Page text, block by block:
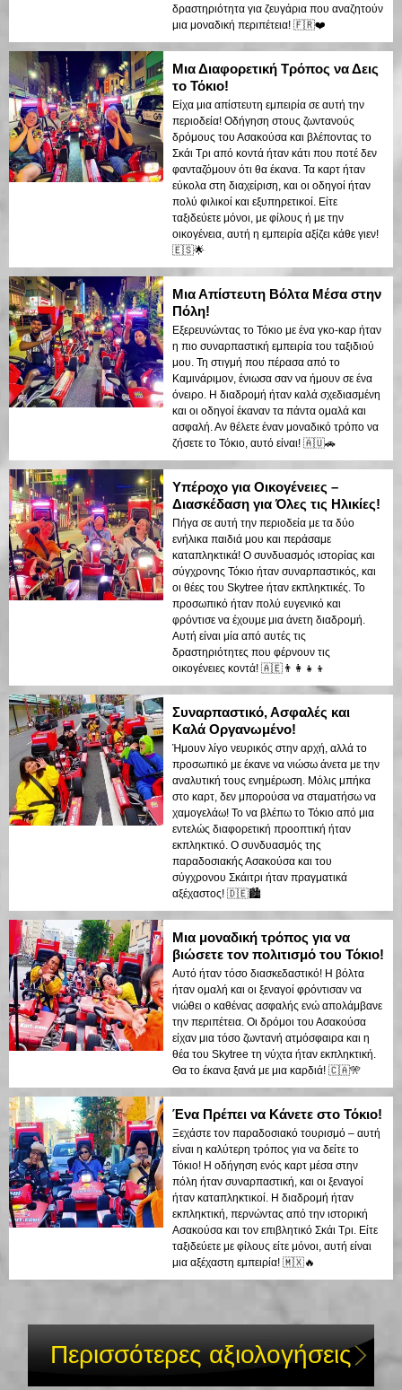
δραστηριότητα για ζευγάρια που αναζητούν
μια μοναδική περιπέτεια! 🇫🇷❤️
Μια Διαφορετική Τρόπος να Δεις
το Τόκιο!
Είχα μια απίστευτη εμπειρία σε αυτή την
περιοδεία! Οδήγηση στους ζωντανούς
δρόμους του Ασακούσα και βλέποντας το
Σκάι Τρι από κοντά ήταν κάτι που ποτέ δεν
φανταζόμουν ότι θα έκανα. Τα καρτ ήταν
εύκολα στη διαχείριση, και οι οδηγοί ήταν
πολύ φιλικοί και εξυπηρετικοί. Είτε
ταξιδεύετε μόνοι, με φίλους ή με την
οικογένεια, αυτή η εμπειρία αξίζει κάθε γιεν!
🇪🇸🌟
Μια Απίστευτη Βόλτα Μέσα στην
Πόλη!
Εξερευνώντας το Τόκιο με ένα γκο-καρ ήταν
η πιο συναρπαστική εμπειρία του ταξιδιού
μου. Τη στιγμή που πέρασα από το
Καμινάριμον, ένιωσα σαν να ήμουν σε ένα
όνειρο. Η διαδρομή ήταν καλά σχεδιασμένη
και οι οδηγοί έκαναν τα πάντα ομαλά και
ασφαλή. Αν θέλετε έναν μοναδικό τρόπο να
ζήσετε το Τόκιο, αυτό είναι! 🇦🇺🚗
Υπέροχο για Οικογένειες –
Διασκέδαση για Όλες τις Ηλικίες!
Πήγα σε αυτή την περιοδεία με τα δύο
ενήλικα παιδιά μου και περάσαμε
καταπληκτικά! Ο συνδυασμός ιστορίας και
σύγχρονης Τόκιο ήταν συναρπαστικός, και
οι θέες του Skytree ήταν εκπληκτικές. Το
προσωπικό ήταν πολύ ευγενικό και
φρόντισε να έχουμε μια άνετη διαδρομή.
Αυτή είναι μία από αυτές τις
δραστηριότητες που φέρνουν τις
οικογένειες κοντά! 🇦🇪👨‍👩‍👧‍👦
Συναρπαστικό, Ασφαλές και
Καλά Οργανωμένο!
Ήμουν λίγο νευρικός στην αρχή, αλλά το
προσωπικό με έκανε να νιώσω άνετα με την
αναλυτική τους ενημέρωση. Μόλις μπήκα
στο καρτ, δεν μπορούσα να σταματήσω να
χαμογελάω! Το να βλέπω το Τόκιο από μια
εντελώς διαφορετική προοπτική ήταν
εκπληκτικό. Ο συνδυασμός της
παραδοσιακής Ασακούσα και του
σύγχρονου Σκάιτρι ήταν πραγματικά
αξέχαστος! 🇩🇪🏙️
Μια μοναδική τρόπος για να
βιώσετε τον πολιτισμό του Τόκιο!
Αυτό ήταν τόσο διασκεδαστικό! Η βόλτα
ήταν ομαλή και οι ξεναγοί φρόντισαν να
νιώθει ο καθένας ασφαλής ενώ απολάμβανε
την περιπέτεια. Οι δρόμοι του Ασακούσα
είχαν μια τόσο ζωντανή ατμόσφαιρα και η
θέα του Skytree τη νύχτα ήταν εκπληκτική.
Θα το έκανα ξανά με μια καρδιά! 🇨🇦🎌
Ένα Πρέπει να Κάνετε στο Τόκιο!
Ξεχάστε τον παραδοσιακό τουρισμό – αυτή
είναι η καλύτερη τρόπος για να δείτε το
Τόκιο! Η οδήγηση ενός καρτ μέσα στην
πόλη ήταν συναρπαστική, και οι ξεναγοί
ήταν καταπληκτικοί. Η διαδρομή ήταν
εκπληκτική, περνώντας από την ιστορική
Ασακούσα και τον επιβλητικό Σκάι Τρι. Είτε
ταξιδεύετε με φίλους είτε μόνοι, αυτή είναι
μια αξέχαστη εμπειρία! 🇲🇽🔥
Περισσότερες αξιολογήσεις